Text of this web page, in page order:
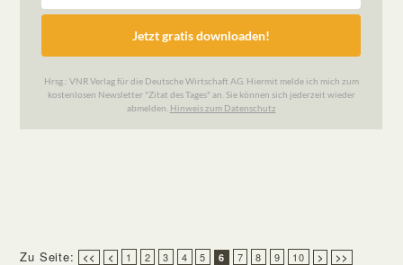
Zu Seite: << < 1 2 3 4 5 6 7 8 9 10 > >>